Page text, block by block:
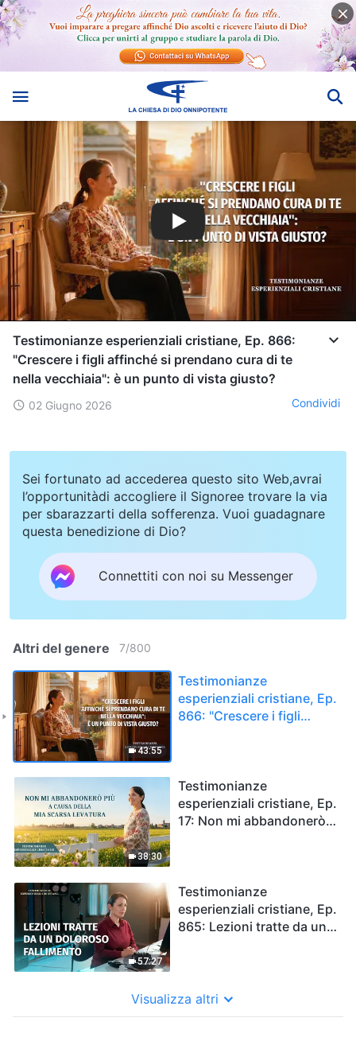
Testimonianze esperienziali cristiane, Ep. 866:
"Crescere i figli affinché si prendano cura di te
nella vecchiaia": è un punto di vista giusto?
02 Giugno 2026 Condividi
Sei fortunato ad accederea questo sito Web,avrai
l’opportunitàdi accogliere il Signoree trovare la via
per sbarazzarti della sofferenza. Vuoi guadagnare
questa benedizione di Dio?
Connettiti con noi su Messenger
Altri del genere 7/800
43:55
Testimonianze
esperienziali cristiane, Ep.
866: "Crescere i figli
38:30
Testimonianze
esperienziali cristiane, Ep.
17: Non mi abbandonerò
57:27
Testimonianze
esperienziali cristiane, Ep.
865: Lezioni tratte da un
Visualizza altri